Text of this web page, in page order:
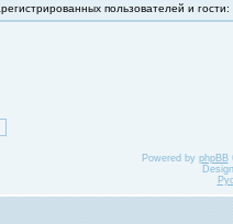
пользователей и гости:
Powered by phpBB